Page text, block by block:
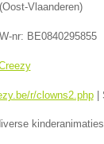
Oost-Vlaanderen)
nr: BE0840295855
r/clowns2.php|